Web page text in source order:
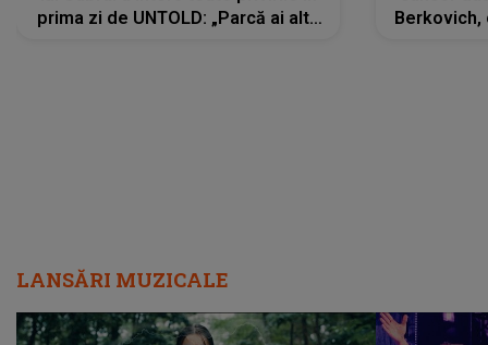
prima zi de UNTOLD: „Parcă ai altă
Berkovich,
LANSĂRI MUZICALE